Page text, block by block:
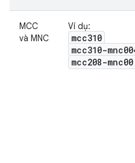
MCC
và MNC
Ví dụ:
mcc310
mcc310-
mcc208-mnc00